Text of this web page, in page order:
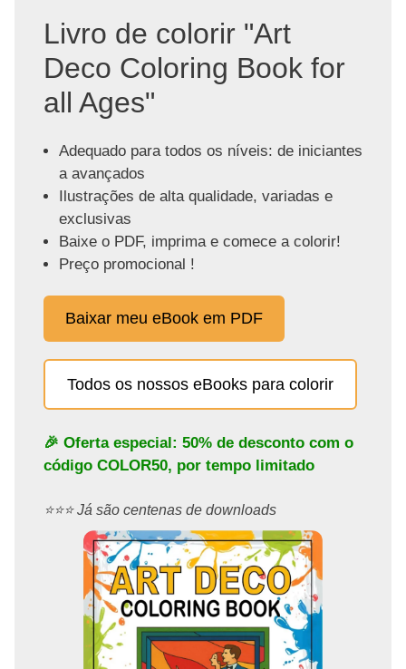
Livro de colorir "Art
Deco Coloring Book for
all Ages"
Adequado para todos os níveis: de iniciantes
a avançados
Ilustrações de alta qualidade, variadas e
exclusivas
Baixe o PDF, imprima e comece a colorir!
Preço promocional !
Baixar meu eBook em PDF
Todos os nossos eBooks para colorir
🎉 Oferta especial: 50% de desconto com o
código COLOR50, por tempo limitado
⭐️⭐️⭐️ Já são centenas de downloads